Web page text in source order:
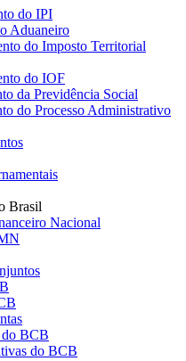
do IPI
Aduaneiro
do Imposto Territorial
do IOF
da Previdência Social
do Processo Administrativo
Brasil
Nacional
do BCB
do BCB